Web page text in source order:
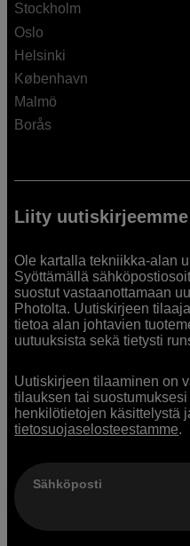
Stockholm
Oslo
Helsinki
København
Malmö
Borås
Liity
Ole kartalla tekniikka-alan
Syöttämällä
suostut vastaanottamaan
Photolta. Uutiskirjeen
tietoa alan johtavien
uutuuksista sekä tietysti
Uutiskirjeen tilaaminen on
tilauksen tai
henkilötietojen käsittelystä
tietosuojaselosteestamme.
Sähköposti